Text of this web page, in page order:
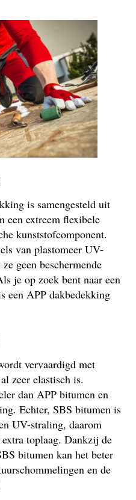
is samengesteld uit
een extreem flexibele
kunststofcomponent.
van plastomeer UV-
geen beschermende
je op zoek bent naar een
een APP dakbedekking
vervaardigd met
zeer elastisch is.
dan APP bitumen en
Echter, SBS bitumen is
UV-straling, daarom
toplaag. Dankzij de
bitumen kan het beter
en de